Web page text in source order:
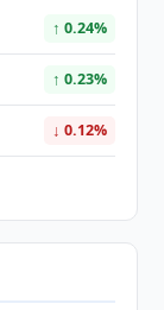
↑ 0.24%
↑ 0.23%
↓ 0.12%